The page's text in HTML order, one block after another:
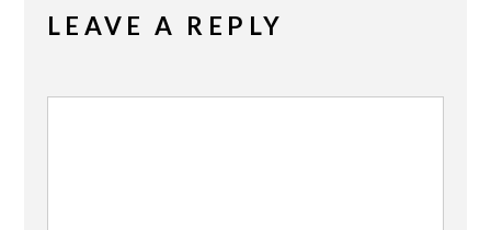
LEAVE A REPLY